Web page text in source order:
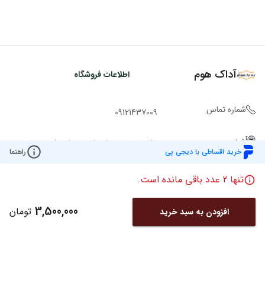
خرید اقساطی با دیجی پی راهنما
تنها 2 عدد باقی مانده است.
افزودن به سبد خرید 3,500,000 تومان
آداک هوم اطلاعات فروشگاه
شماره تماس 09121437009
آدرس
دفتر: ولیعصر بالاتر از چهارراه پارک وی نبش
کوچه ملاح ساختمان روشن پ 2943 ط 1